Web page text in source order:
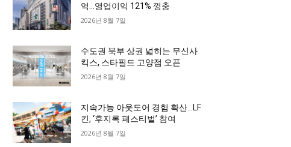
억…영업이익 121% 껑충
2026년 8월 7일
수도권 북부 상권 넓히는 무신사
킥스, 스타필드 고양점 오픈
2026년 8월 7일
지속가능 아웃도어 경험 확산…LF
킨, ‘후지록 페스티벌’ 참여
2026년 8월 7일